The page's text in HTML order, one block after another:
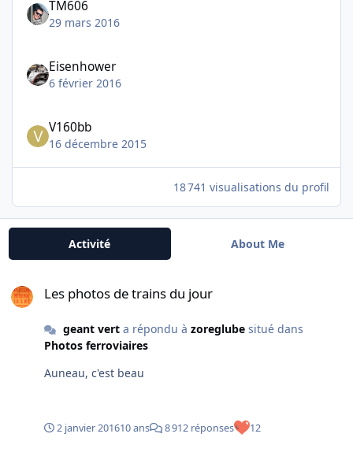
TM606
29 mars 2016
Eisenhower
6 février 2016
V160bb
16 décembre 2015
18 741 visualisations du profil
Activité About Me
Les photos de trains du jour
geant verta répondu à zoreglubesitué dans
Photos ferroviaires
Auneau, c'est beau
2 janvier 201610 ans 8 912 réponses 12